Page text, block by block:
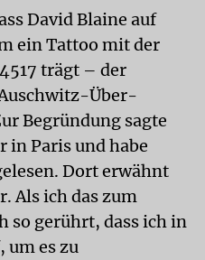
David Blaine auf
ein Tattoo mit der
trägt – der
Über­
Begründung sagte
in Paris und habe
Dort erwähnt
Als ich das zum
so gerührt, dass ich in
um es zu